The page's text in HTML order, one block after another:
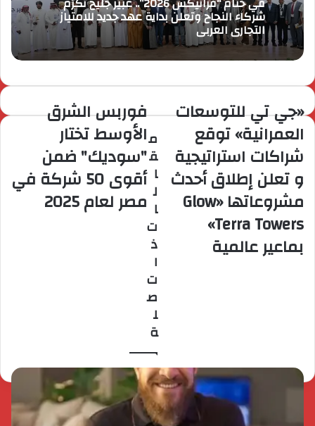
شركاء النجاح وتعلن بداية عهد جديد للامتياز
التجاري العربي
«جي تي للتوسعات
العمرانية» توقع
شراكات استراتيجية
و تعلن إطلاق أحدث
مشروعاتها «Glow
Terra Towers»
بماعير عالمية
فوربس الشرق
الأوسط تختار
"سوديك" ضمن
أقوى 50 شركة في
مصر لعام 2025
م
ق
ا
ل
ا
ت
ذ
ا
ت
ص
ل
ة